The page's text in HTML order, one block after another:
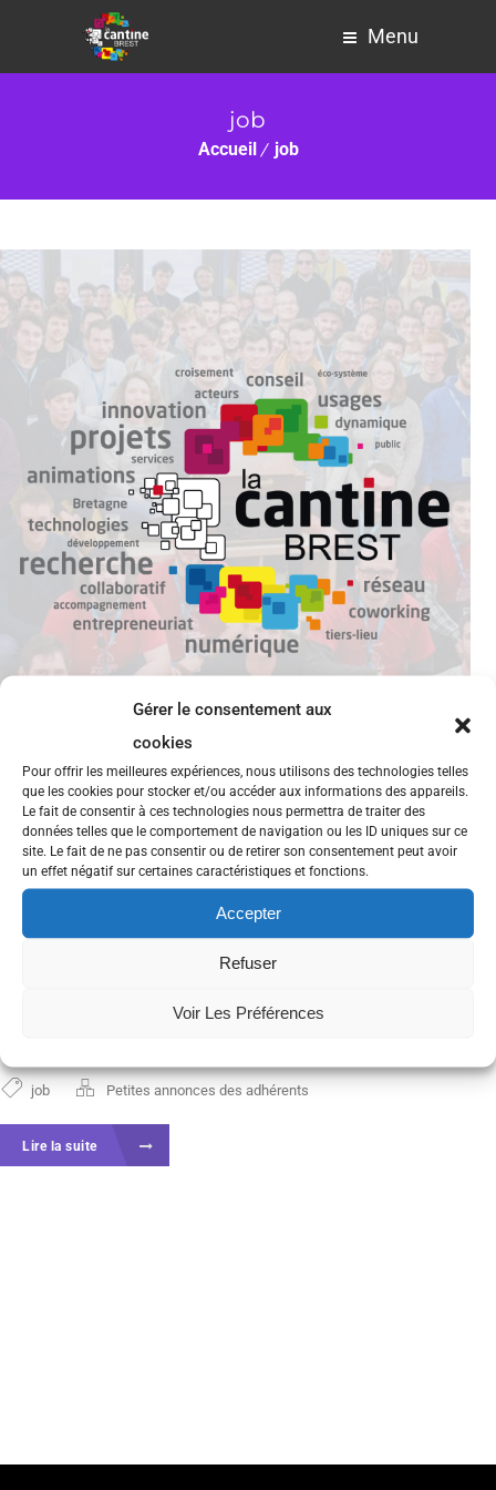
Gérer le consentement aux
cookies
Pour offrir les meilleures expériences, nous utilisons des technologies telles
que les cookies pour stocker et/ou accéder aux informations des appareils.
Le fait de consentir à ces technologies nous permettra de traiter des
données telles que le comportement de navigation ou les ID uniques sur ce
site. Le fait de ne pas consentir ou de retirer son consentement peut avoir
un effet négatif sur certaines caractéristiques et fonctions.
Accepter
Refuser
Voir Les Préférences
Menu
job
Accueil job
Rosalie Life recrute!
Rosalie Life est le réseau numérique et physique de
partage dédié aux seniors actifs qui souhaitent vivre
mieux en développant des pratiques collaboratives :
sorties, échange de savoirs et de services, habitat
l’isolement, de mutualiser...
job Petites annonces des adhérents
Lire la suite